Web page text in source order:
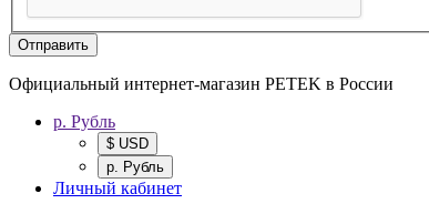
Отправить
Официальный интернет-магазин PETEK в России
р. Рубль
$ USD
р. Рубль
Личный кабинет